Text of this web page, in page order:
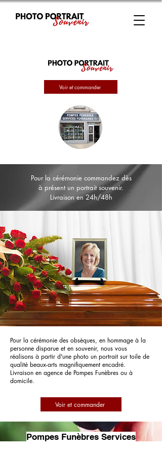
Voir et commander
Pour la cérémonie commandez dès
à présent un portrait souvenir.
Livraison en 24h/48h
Pour la cérémonie des obsèques, en hommage à la
personne disparue et en souvenir, nous vous
réalisons à partir d'une photo un portrait sur toile de
qualité beaux-arts magnifiquement encadré.
Livraison en agence de Pompes Funèbres ou à
domicile.
Voir et commander
Pompes Funèbres Services